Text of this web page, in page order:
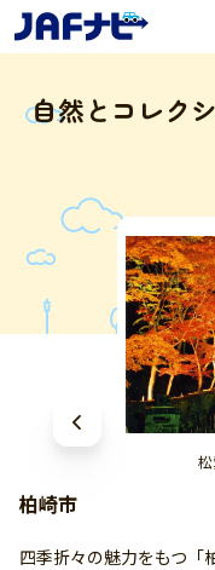
自然とコレク
柏崎市
四季折々の魅力をもつ